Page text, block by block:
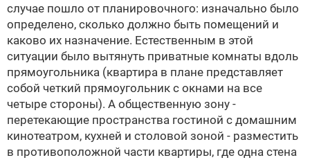
случае пошло от планировочного: изначально было
определено, сколько должно быть помещений и
каково их назначение. Естественным в этой
ситуации было вытянуть приватные комнаты вдоль
прямоугольника (квартира в плане представляет
собой четкий прямоугольник с окнами на все
четыре стороны). А общественную зону -
перетекающие пространства гостиной с домашним
кинотеатром, кухней и столовой зоной - разместить
в противоположной части квартиры, где одна стена